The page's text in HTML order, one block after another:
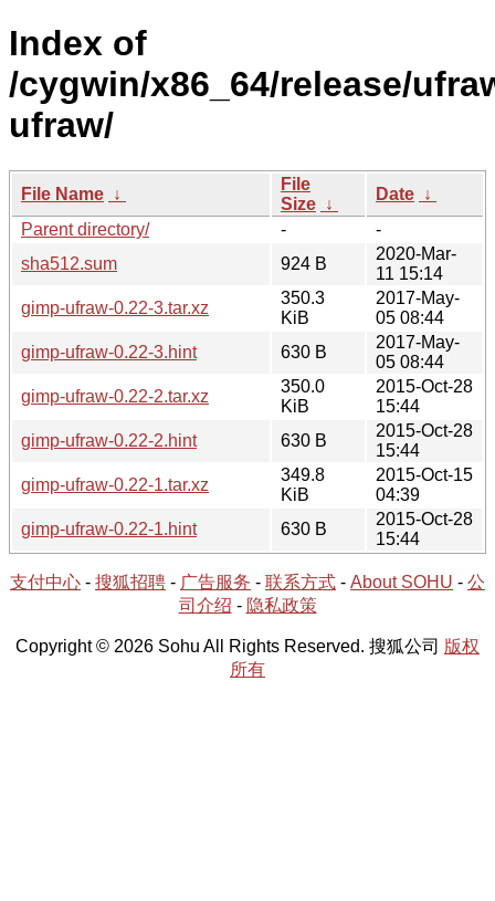
Index of
/cygwin/x86_64/release/
ufraw/
File Name ↓
File
Size ↓
Date ↓
Parent directory/
-
-
sha512.sum
924 B
2020-Mar-
11 15:14
gimp-ufraw-0.22-3.tar.xz
350.3
KiB
2017-May-
05 08:44
gimp-ufraw-0.22-3.hint
630 B
2017-May-
05 08:44
gimp-ufraw-0.22-2.tar.xz
350.0
KiB
2015-Oct-28
15:44
gimp-ufraw-0.22-2.hint
630 B
2015-Oct-28
15:44
gimp-ufraw-0.22-1.tar.xz
349.8
KiB
2015-Oct-15
04:39
gimp-ufraw-0.22-1.hint
630 B
2015-Oct-28
15:44
支付中心 - 搜狐招聘 - 广告服务 - 联系方式 - About SOHU - 公
司介绍 - 隐私政策
Copyright © 2026 Sohu All Rights Reserved. 搜狐公司 版权
所有